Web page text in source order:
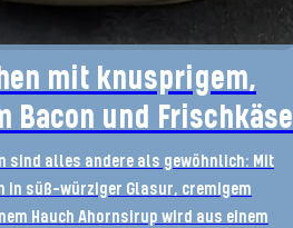
mit knusprigem,
Bacon und Frischkäse
sind alles andere als gewöhnlich: Mit
in süß-würziger Glasur, cremigem
Hauch Ahornsirup wird aus einem